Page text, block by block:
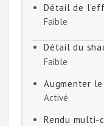
Détail de
Faible
Détail du
Faible
Augmenter
Activé
Rendu multi-